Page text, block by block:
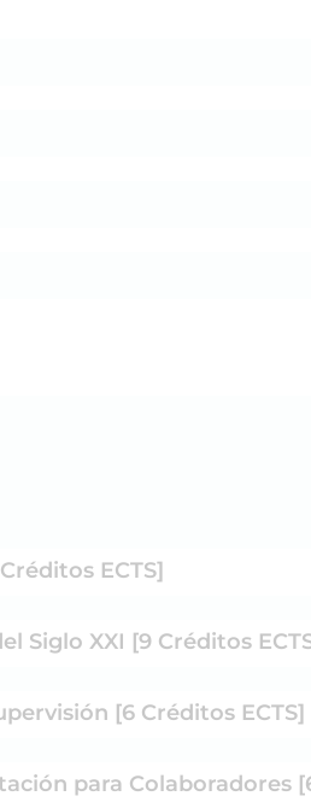
ECTS]
Siglo XXI [9 Créditos
[6 Créditos ECTS]
para Colaboradores